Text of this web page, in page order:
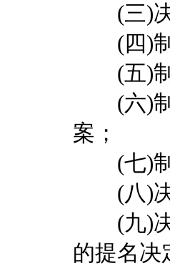
(三)决
(四)制
(五)制
(六)制
案；
(七)制
(八)决
(九)决
的提名决